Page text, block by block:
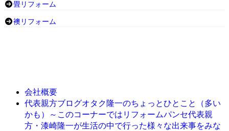
畳リフォーム
襖リフォーム
会社概要
代表親方ブログオタク隆一のちょっとひとこと（多い
かも）～このコーナーではリフォームパンセ代表親
方・漆崎隆一が生活の中で行った様々な出来事をみな